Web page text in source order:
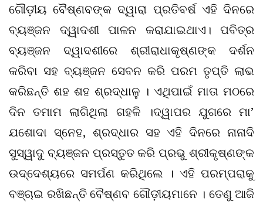
ଗୌଡ଼ୀୟ ବୈଷ୍ଣବଙ୍କ ଦ୍ୱାରା ପ୍ରତିବର୍ଷ ଏହି ଦିନରେ
ବ୍ୟଞ୍ଜନ ଦ୍ୱାଦଶୀ ପାଳନ କରାଯାଇଥାଏ। ପବିତ୍ର
ବ୍ୟଞ୍ଜନ ଦ୍ୱାଦଶୀରେ ଶ୍ରୀରାଧାକୃଷ୍ଣଙ୍କ ଦର୍ଶନ
କରିବା ସହ ବ୍ୟଞ୍ଜନ ସେବନ କରି ପରମ ତୃପ୍ତି ଲାଭ
କରିଛନ୍ତି ଶହ ଶହ ଶ୍ରଦ୍ଧାଳୁ । ଏଥିପାଇଁ ମାତା ମଠରେ
ଦିନ ତମାମ ଲାଗିଥିଲା ଗହଳି ।ଦ୍ୱାପର ଯୁଗରେ ମା’
ଯଶୋଦା ସ୍ନେହ, ଶ୍ରଦ୍ଧାର ସହ ଏହି ଦିନରେ ନାନାଦି
ସୁସ୍ୱାଦୁ ବ୍ୟଞ୍ଜନ ପ୍ରସ୍ତୁତ କରି ପ୍ରଭୁ ଶ୍ରୀକୃଷ୍ଣଙ୍କ
ଉଦ୍ଦେଶ୍ୟରେ ସମର୍ପଣ କରିଥିଲେ । ଏହି ପରମ୍ପରାକୁ
ବଞ୍ଚାଇ ରଖିଛନ୍ତି ବୈଷ୍ଣବ ଗୌଡ଼ୀୟମାନେ । ତେଣୁ ଆଜି